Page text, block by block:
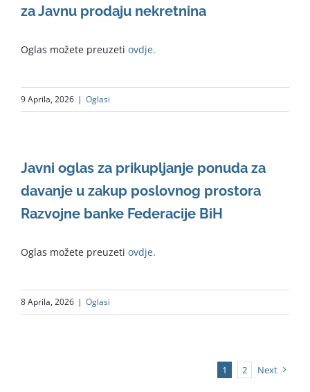
za Javnu prodaju nekretnina
Oglas možete preuzeti ovdje.
9 Aprila, 2026 | Oglasi
Javni oglas za prikupljanje ponuda za
davanje u zakup poslovnog prostora
Razvojne banke Federacije BiH
Oglas možete preuzeti ovdje.
8 Aprila, 2026 | Oglasi
1 2 Next